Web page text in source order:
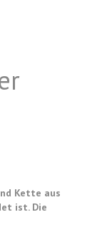
Kette aus
ist. Die